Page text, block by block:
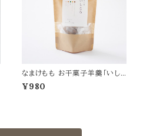
なまけもも お干菓子羊羹「いし
ころ」
¥980